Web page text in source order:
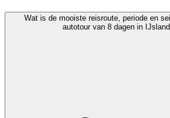
Wat is de mooiste reisroute, periode en
autotour van 8 dagen in